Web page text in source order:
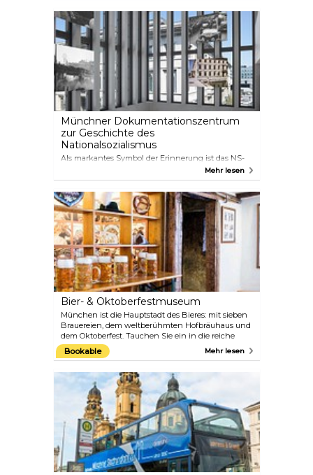
Workshops und Führungen für Kinder an. Es gibt
zwei Außenstellen: eine in Schleißheim nördlich
von München, die sich mit Flugzeugen befasst,
und eine auf der Theresienhöhe, in der alle Arten
von Landverkehrsmitteln ausgestellt sind. Die
jüngste Erweiterung des Hauptmuseums ist das
ZNT, das Zentrum Neue Technologien mit den
Schwerpunkten Nano- und Biotechnologien.
Münchner Dokumentationszentrum
zur Geschichte des
Nationalsozialismus
Als markantes Symbol der Erinnerung ist das NS-
Dokumentationszentrum als Ort des Lernens und
der Reflexion konzipiert. Es steht am historischen
Ort des „Braunen Hauses“, der ehemaligen
Parteizentrale der Nationalsozialistischen
Deutschen Arbeiterpartei (NSDAP) in München.
Ziel des Museums ist es, die Geschichte der
nationalsozialistischen Diktatur in einem
zeitgenössischen und globalen Rahmen zu
erforschen. Der Eintritt in das Museum ist frei.
Mehr lesen
Bier- & Oktoberfestmuseum
München ist die Hauptstadt des Bieres: mit sieben
Brauereien, dem weltberühmten Hofbräuhaus und
dem Oktoberfest. Tauchen Sie ein in die reiche
Geschichte des Bieres, von seinen Ursprüngen
während der Völkerwanderung bis hin zu seiner
des „Reinheitsgebots“ von 1516. Das Museum zeigt
auch das Innere eines traditionellen Münchner
Bürgerhauses. Auch das Oktoberfest hat eine lange
Geschichte: Es begann als Nationalfeiertag zur
Feier der Hochzeit von Ludwig I. mit Prinzessin
Theresia von Sachsen-Hildburghausen. Im Laufe
der Zeit hat es sich zum größten Volksfest der Welt
entwickelt.
Bookable Mehr lesen